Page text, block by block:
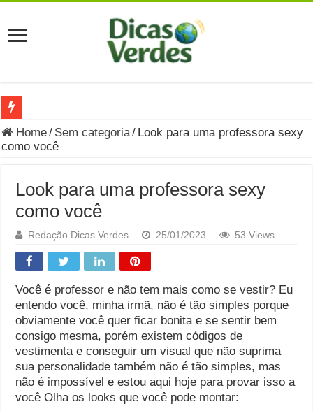
Grávida Pode Comer Pastrami? Saiba Quando o Consumo é
Você sabe o que é uma Economia Circular?
Carta Psicografada de Isabella Nardoni : O que Diz a
Grávida pode comer picles e alimentos em conserva durante
Grávida pode comer Ceviche? Entenda os riscos na gravidez
Carta Psicografada João Hélio: Revelação, Paz e a Lei do
Carta Psicografada de Eduardo Campos
Home/ Sem categoria/ Look para uma professora sexy
como você
Look para uma professora sexy
como você
Redação Dicas Verdes 25/01/2023 53 Views
Você é professor e não tem mais como se vestir? Eu
entendo você, minha irmã, não é tão simples porque
obviamente você quer ficar bonita e se sentir bem
consigo mesma, porém existem códigos de
vestimenta e conseguir um visual que não suprima
sua personalidade também não é tão simples, mas
não é impossível e estou aqui hoje para provar isso a
você Olha os looks que você pode montar: